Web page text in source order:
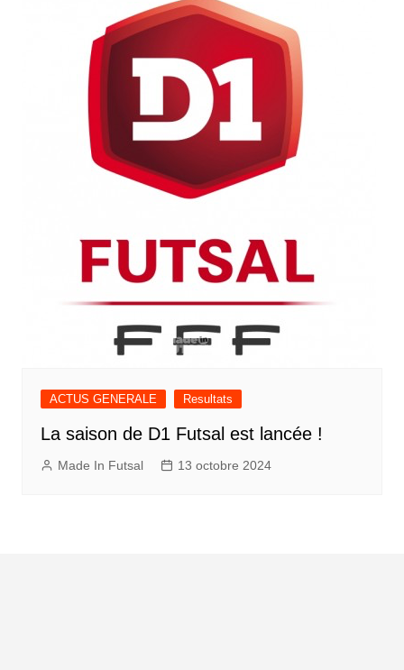
ACTUS GENERALE Resultats
La saison de D1 Futsal est lancée !
Made In Futsal 13 octobre 2024